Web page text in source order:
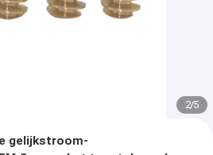
2/5
gelijkstroom-